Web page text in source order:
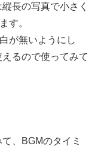
長の写真で小さく
す。
が無いようにし
るので使ってみて
、BGMのタイミ